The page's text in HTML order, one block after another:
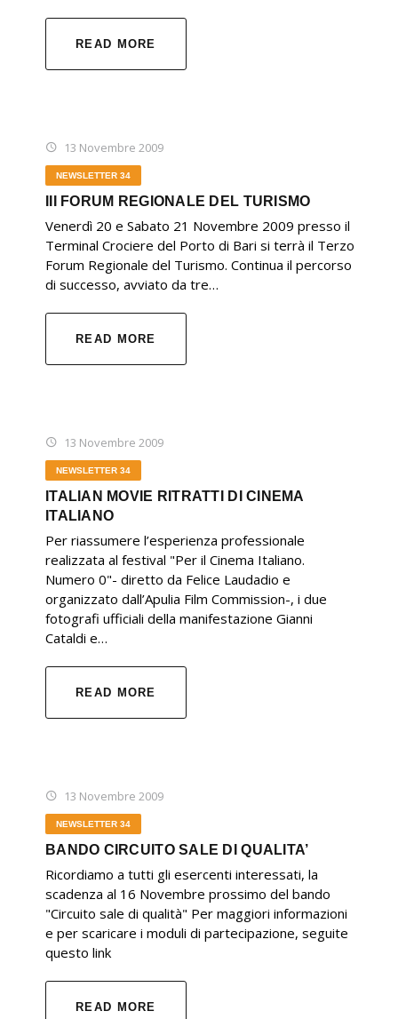
READ MORE
13 Novembre 2009
NEWSLETTER 34
III FORUM REGIONALE DEL TURISMO
Venerdì 20 e Sabato 21 Novembre 2009 presso il
Terminal Crociere del Porto di Bari si terrà il Terzo
Forum Regionale del Turismo. Continua il percorso
di successo, avviato da tre…
READ MORE
13 Novembre 2009
NEWSLETTER 34
ITALIAN MOVIE RITRATTI DI CINEMA
ITALIANO
Per riassumere l’esperienza professionale
realizzata al festival "Per il Cinema Italiano.
Numero 0"- diretto da Felice Laudadio e
organizzato dall’Apulia Film Commission-, i due
fotografi ufficiali della manifestazione Gianni
Cataldi e…
READ MORE
13 Novembre 2009
NEWSLETTER 34
BANDO CIRCUITO SALE DI QUALITA’
Ricordiamo a tutti gli esercenti interessati, la
scadenza al 16 Novembre prossimo del bando
"Circuito sale di qualità" Per maggiori informazioni
e per scaricare i moduli di partecipazione, seguite
questo link
READ MORE